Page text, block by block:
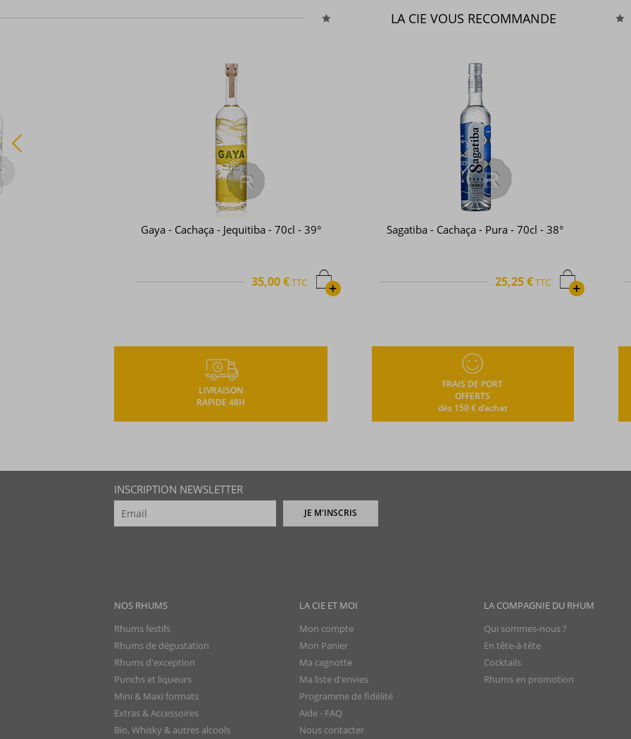
LA CIE VOUS RECOMMANDE
+
Sagatiba - Cachaça - Pura - 70cl - 38°
+
25,25 €TTC
Janeiro - Cachaça - 70cl - 40°
27,92 € TTC
LIVRAISON
RAPIDE 48H
FRAIS DE PORT
OFFERTS
dès 150 € d’achat
INSCRIPTION NEWSLETTER
JE M'INSCRIS
NOS RHUMS
Rhums festifs
Rhums de dégustation
Rhums d'exception
Punchs et liqueurs
Mini & Maxi formats
Extras & Accessoires
Bio, Whisky & autres alcools
LA COMPAGNIE DU RHUM
Qui sommes-nous ?
En tête-à-tête
Cocktails
Rhums en promotion
LA CIE ET MOI
Mon compte
Mon Panier
Ma cagnotte
Ma liste d'envies
Programme de fidélité
Aide - FAQ
Nous contacter